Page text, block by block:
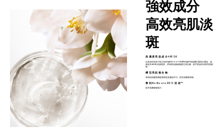
強效成分
高效亮肌淡
斑
高濃度亮肌成分4MSK
以革命性技術 Fluid Absorption F.A.S.T Technology™為肌膚打開亮白通道，速
效提升4MSK的滲透度，抑制黑色素細胞產生及沉澱，賦予更超卓淡斑亮肌效
果。
櫻花亮肌複合物
有助由肌膚底層改善暗啞及膚色不均，提升肌膚透明感。
專利ReNeuraRED 技術™
提升肌膚修復能力